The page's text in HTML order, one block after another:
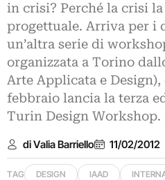
in crisi? Perché la crisi
progettuale. Arriva per i
un’altra serie di
organizzata a Torino
Arte Applicata e Design),
febbraio lancia la terza
Turin Design Workshop.
di Valia Barriello 11/02/2012
TAG DESIGN IAAD